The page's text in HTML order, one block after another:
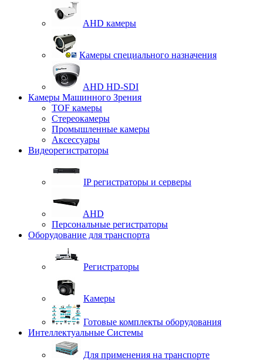
AHD камеры
Камеры специального назначения
AHD HD-SDI
Камеры Машинного Зрения
TOF камеры
Стереокамеры
Промышленные камеры
Аксессуары
Видеорегистраторы
IP регистраторы и серверы
AHD
Персональные регистраторы
Оборудование для транспорта
Регистраторы
Камеры
Готовые комплекты оборудования
Интеллектуальные Системы
Для применения на транспорте